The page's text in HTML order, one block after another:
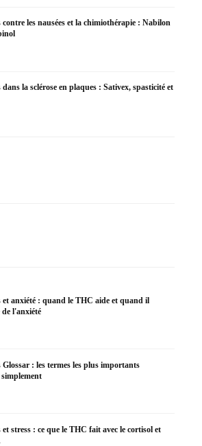
les nausées et la chimiothérapie : Nabilon
la sclérose en plaques : Sativex, spasticité et
de la
et anxiété : quand le THC aide et quand il
l'anxiété
: les termes les plus importants
stress : ce que le THC fait avec le cortisol et